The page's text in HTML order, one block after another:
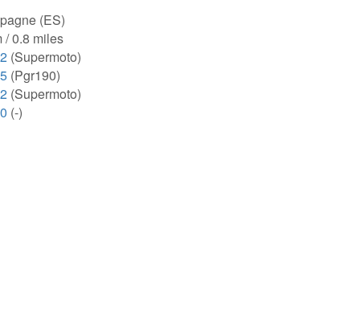
(ES)
/ 0.8 miles
(Supermoto)
(Pgr190)
(Supermoto)
(-)